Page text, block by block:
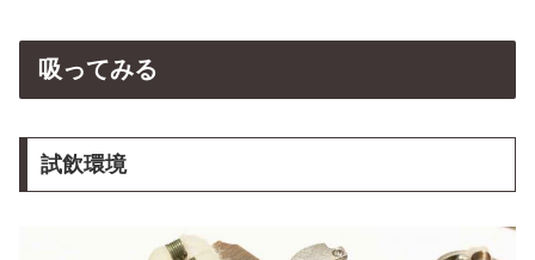
吸ってみる
試飲環境